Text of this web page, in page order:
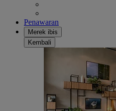
Penawaran
Merek ibis
Kembali